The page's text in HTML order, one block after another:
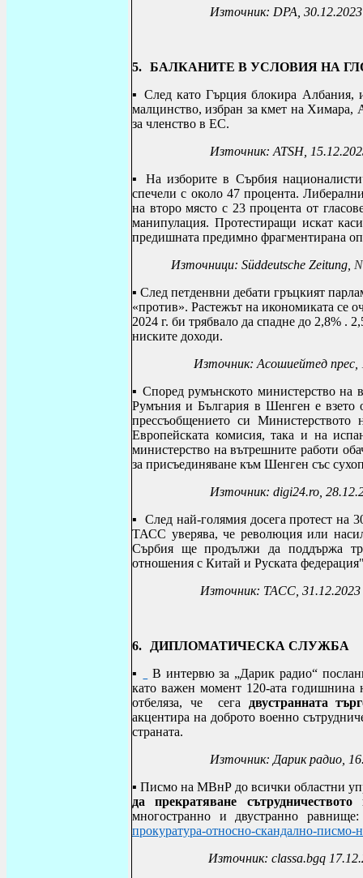
Източник: DPA , 30.12.2023
5. БАЛКАНИТЕ В УСЛОВИЯ НА
▪ След като Гърция блокира Албания,
малцинство, избран за кмет на Химара,
за членство в ЕС.
Източник: ATSH,
▪ На изборите в Сърбия
спечели с около 47 процента.
на второ място с 23 процента от
манипулация. Протестиращи искат
предишната предимно фрагментирана
Източници: Süddeutsche Zeitung,
▪ След петденвни дебати гръцкият
«против». Растежът на икономиката се
2024 г. би трябвало да спадне до 2,8% .
ниските доходи.
Източник: Асошиейтед прес,
▪ Според румънското министерство на
Румъния и България в Шенген е
прессъобщението си
Европейската комисия, така и на
министерство на вътрешните работи
за присъединяване към Шенген със
Източник: digi24.ro,
▪След най-голямия досега протест на
ТАСС уверява, че революция или
Сърбия ще продължи да поддържа
отношения с Китай и Руската
Източник: ТАСС, 31.12.2023
6.
ДИПЛОМАТИЧЕСКА СЛУЖБА
▪
В интервю за „Дарик радио“
като важен момент 120-ата
отбеляза, че сега двустранната
акцентира на доброто военно
страната.
Източник: Дарик радио,
▪ Писмо на МВнР до всички областни
да прекратяване
многостранно и двустранно
прокуратура-относно-скандално-писмо-
Източник:classa.bgq